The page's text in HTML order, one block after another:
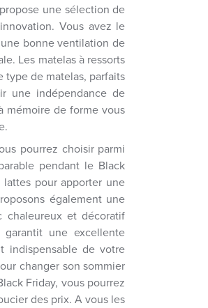
une sélection de
Vous avez le
bonne ventilation de
Les matelas à ressorts
de matelas, parfaits
une indépendance de
mémoire de forme vous
pourrez choisir parmi
pendant le Black
pour apporter une
également une
chaleureux et décoratif
une excellente
indispensable de votre
changer son sommier
Friday, vous pourrez
des prix. A vous les